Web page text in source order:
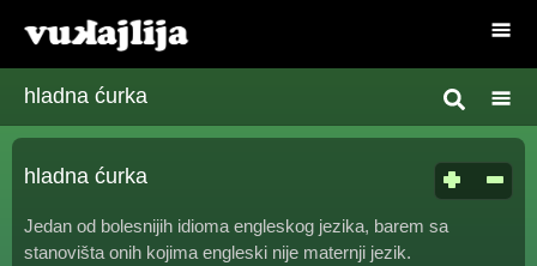
hladna ćurka
hladna ćurka
Jedan od bolesnijih idioma engleskog jezika, barem sa
stanovišta onih kojima engleski nije maternji jezik.